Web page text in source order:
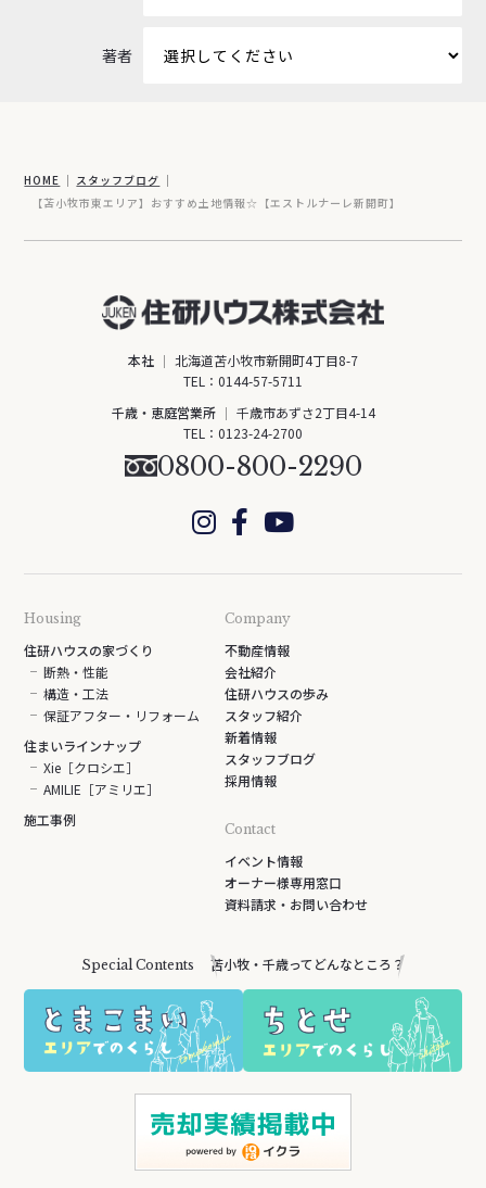
著者
HOME
スタッフブログ
【苫小牧市東エリア】おすすめ土地情報☆【エストルナーレ新開町】
本社
北海道苫小牧市新開町4丁目8-7
TEL： 0144-57-5711
千歳・恵庭営業所
千歳市あずさ2丁目4-14
TEL： 0123-24-2700
0800-800-2290
Housing
住研ハウスの家づくり
断熱・性能
構造・工法
保証アフター・リフォーム
住まいラインナップ
Xie［クロシエ］
AMILIE［アミリエ］
施工事例
Company
不動産情報
会社紹介
住研ハウスの歩み
スタッフ紹介
新着情報
スタッフブログ
採用情報
Contact
イベント情報
オーナー様専用窓口
資料請求・お問い合わせ
Special Contents 苫小牧・千歳ってどんなところ？